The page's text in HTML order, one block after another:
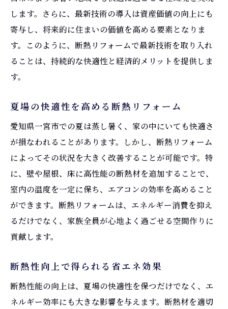
します。さらに、最新技術の導入は資産価値の向上にも
寄与し、将来的に住まいの価値を高める要素となりま
す。このように、断熱リフォームで最新技術を取り入れ
ることは、持続的な快適性と経済的メリットを提供しま
す。
夏場の快適性を高める断熱リフォーム
愛知県一宮市での夏は蒸し暑く、家の中にいても快適さ
が損なわれることがあります。しかし、断熱リフォーム
によってその状況を大きく改善することが可能です。特
に、壁や屋根、床に高性能の断熱材を追加することで、
室内の温度を一定に保ち、エアコンの効率を高めること
ができます。断熱リフォームは、エネルギー消費を抑え
るだけでなく、家族全員が心地よく過ごせる空間作りに
貢献します。
断熱性向上で得られる省エネ効果
断熱性能の向上は、夏場の快適性を保つだけでなく、エ
ネルギー効率にも大きな影響を与えます。断熱材を適切